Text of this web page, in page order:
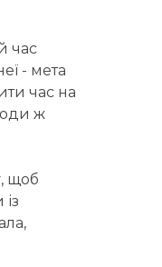
час
- мета
час на
ж
щоб